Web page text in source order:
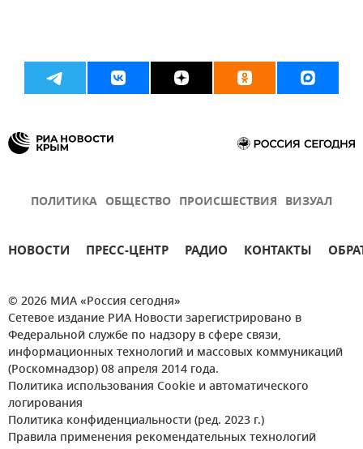
ПОЛИТИКА ОБЩЕСТВО ПРОИСШЕСТВИЯ ВИЗУАЛ
НОВОСТИ ПРЕСС-ЦЕНТР РАДИО КОНТАКТЫ
© 2026 МИА «Россия сегодня»
Сетевое издание РИА Новости зарегистрировано в
Федеральной службе по надзору в сфере связи,
информационных технологий и массовых коммуникаций
(Роскомнадзор) 08 апреля 2014 года.
Политика использования Cookie и автоматического
логирования
Политика конфиденциальности (ред. 2023 г.)
Правила применения рекомендательных технологий